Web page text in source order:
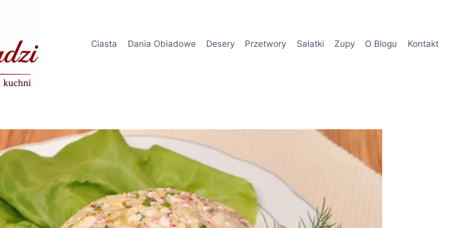
Ciasta
Dania Obiadowe Desery Przetwory Sałatki Zupy O Blogu Kontakt